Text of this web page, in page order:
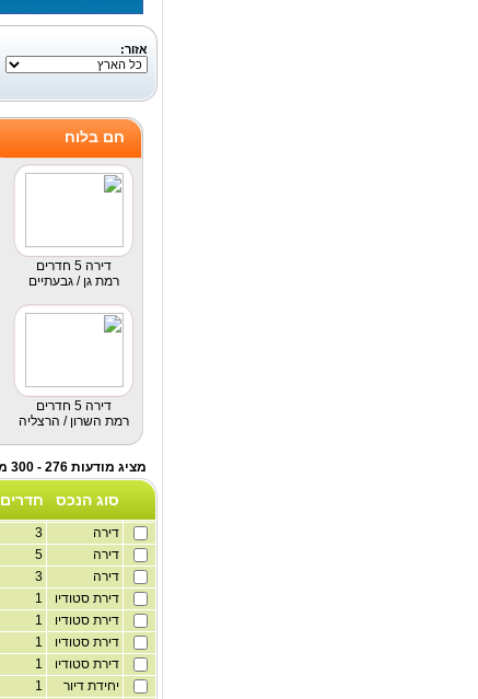
אזור:
חם בלוח
דירה 5 חדרים
רמת גן / גבעתיים
דירה 5 חדרים
רמת השרון / הרצליה
מציג מודעות 276 - 300 מתוך לוח דירות להשכרה - תיווך
סוג הנכס חדרים
דירה
דירה
דירה
דירת סטודיו
דירת סטודיו
דירת סטודיו
דירת סטודיו
יחידת דיור